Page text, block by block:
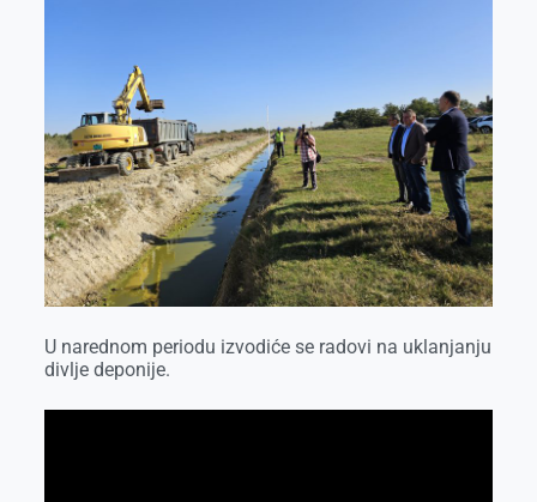
U narednom periodu izvodiće se radovi na uklanjanju
divlje deponije.